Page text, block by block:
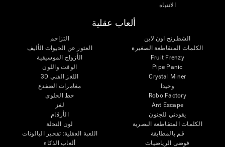
الانتباه
ألعاب عقلية
الشطرنج اون لاين
الكلمات المتقاطعة الصغيرة
Fruit Frenzy
Pipe Panic
Crystal Miner
وحيدا
Robo Factory
Ant Escape
يقودني للجنون
الكلمات المتقاطعة البصرية
قم بالمطابقة
فوضى الرياضيات
التزاحم
العثور عن الحيوات الأليف
الأزواج الموسيقية
الوقت واللون
اللغز الفني 3D
مغامرات الضفدع
خط الحلوى
لغز
الأرقام
لون النحلة
اللعبة العقلية: تفجير البالونات
ألعاب الذكاء